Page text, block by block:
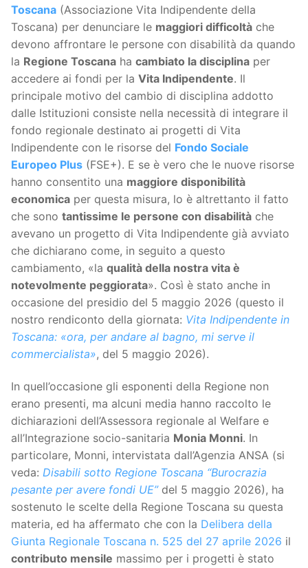
Toscana (Associazione Vita Indipendente della
Toscana) per denunciare le maggiori difficoltà che
devono affrontare le persone con disabilità da quando
la Regione Toscana ha cambiato la disciplina per
accedere ai fondi per la Vita Indipendente. Il
principale motivo del cambio di disciplina addotto
dalle Istituzioni consiste nella necessità di integrare il
fondo regionale destinato ai progetti di Vita
Indipendente con le risorse del Fondo Sociale
Europeo Plus (FSE+). E se è vero che le nuove risorse
hanno consentito una maggiore disponibilità
economica per questa misura, lo è altrettanto il fatto
che sono tantissime le persone con disabilità che
avevano un progetto di Vita Indipendente già avviato
che dichiarano come, in seguito a questo
cambiamento, «la qualità della nostra vita è
notevolmente peggiorata». Così è stato anche in
occasione del presidio del 5 maggio 2026 (questo il
nostro rendiconto della giornata: Vita Indipendente in
Toscana: «ora, per andare al bagno, mi serve il
commercialista», del 5 maggio 2026).
In quell’occasione gli esponenti della Regione non
erano presenti, ma alcuni media hanno raccolto le
dichiarazioni dell’Assessora regionale al Welfare e
all’Integrazione socio-sanitaria Monia Monni. In
particolare, Monni, intervistata dall’Agenzia ANSA (si
veda: Disabili sotto Regione Toscana “Burocrazia
pesante per avere fondi UE”del 5 maggio 2026), ha
sostenuto le scelte della Regione Toscana su questa
materia, ed ha affermato che con la Delibera della
Giunta Regionale Toscana n. 525 del 27 aprile 2026 il
contributo mensile massimo per i progetti è stato